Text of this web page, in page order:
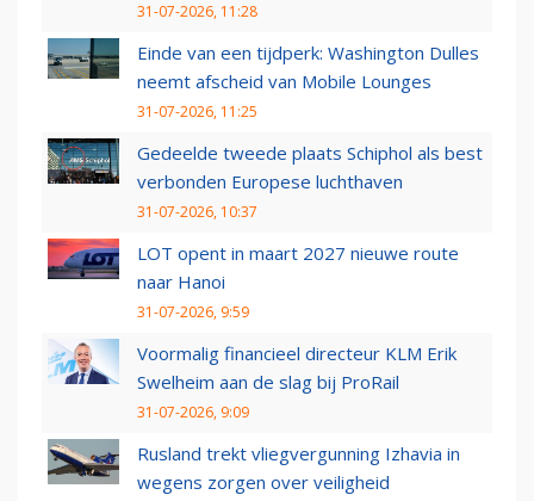
31-07-2026, 11:28
Einde van een tijdperk: Washington Dulles
neemt afscheid van Mobile Lounges
31-07-2026, 11:25
Gedeelde tweede plaats Schiphol als best
verbonden Europese luchthaven
31-07-2026, 10:37
LOT opent in maart 2027 nieuwe route
naar Hanoi
31-07-2026, 9:59
Voormalig financieel directeur KLM Erik
Swelheim aan de slag bij ProRail
31-07-2026, 9:09
Rusland trekt vliegvergunning Izhavia in
wegens zorgen over veiligheid